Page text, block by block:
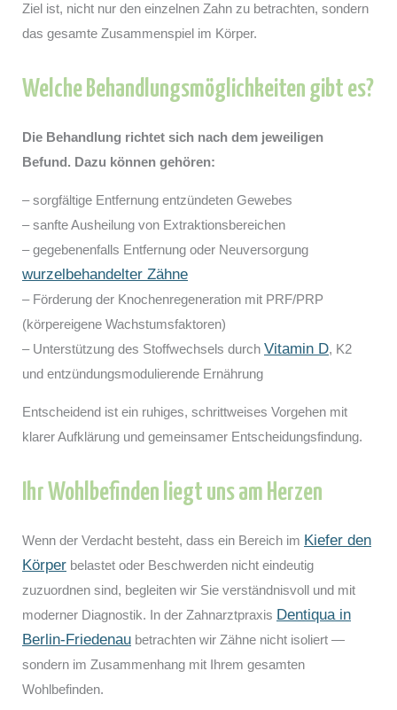
Ziel ist, nicht nur den einzelnen Zahn zu betrachten, sondern
das gesamte Zusammenspiel im Körper.
Welche Behandlungsmöglichkeiten gibt es?
Die Behandlung richtet sich nach dem jeweiligen
Befund. Dazu können gehören:
– sorgfältige Entfernung entzündeten Gewebes
– sanfte Ausheilung von Extraktionsbereichen
– gegebenenfalls Entfernung oder Neuversorgung
wurzelbehandelter Zähne
– Förderung der Knochenregeneration mit PRF/PRP
(körpereigene Wachstumsfaktoren)
– Unterstützung des Stoffwechsels durch Vitamin D, K2
und entzündungsmodulierende Ernährung
Entscheidend ist ein ruhiges, schrittweises Vorgehen mit
klarer Aufklärung und gemeinsamer Entscheidungsfindung.
Ihr Wohlbefinden liegt uns am Herzen
Wenn der Verdacht besteht, dass ein Bereich im Kiefer den
Körper belastet oder Beschwerden nicht eindeutig
zuzuordnen sind, begleiten wir Sie verständnisvoll und mit
moderner Diagnostik. In der Zahnarztpraxis Dentiqua in
Berlin-Friedenau betrachten wir Zähne nicht isoliert —
sondern im Zusammenhang mit Ihrem gesamten
Wohlbefinden.